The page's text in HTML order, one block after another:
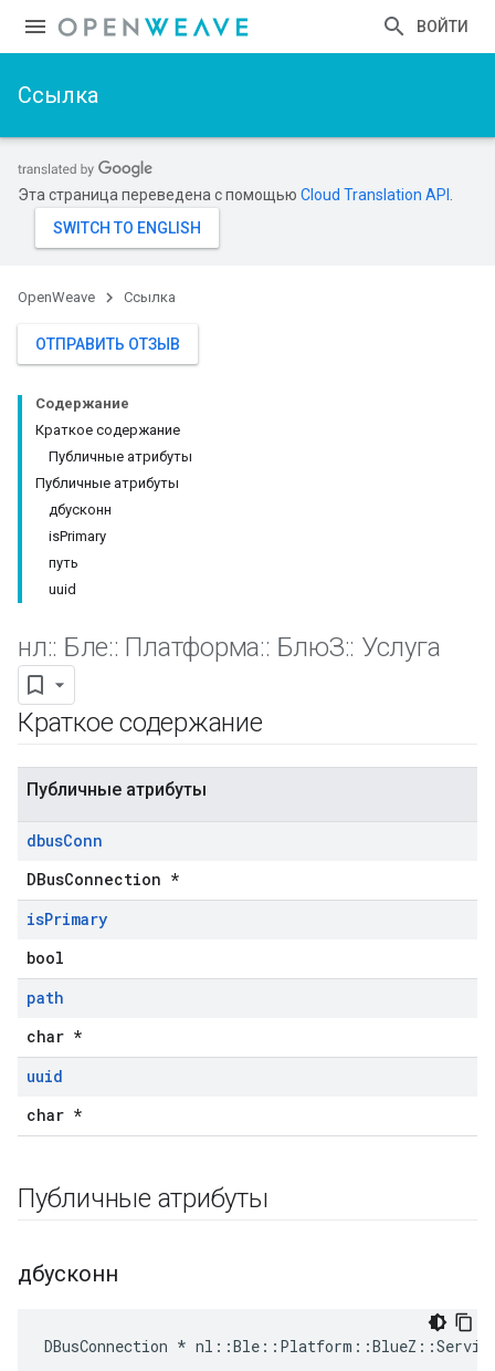
ВОЙТИ
Ссылка
Эта страница переведена с помощью Cloud Translation API
OpenWeave Ссылка
ОТПРАВИТЬ ОТЗЫВ
Содержание
Краткое содержание
Публичные атрибуты
Публичные атрибуты
дбусконн
isPrimary
путь
uuid
нл:: Бле:: Платформа:: БлюЗ:: Услуга
Краткое содержание
Публичные атрибуты
dbusConn
DBusConnection *
isPrimary
bool
path
char *
uuid
char *
Публичные атрибуты
дбусконн
DBusConnection *